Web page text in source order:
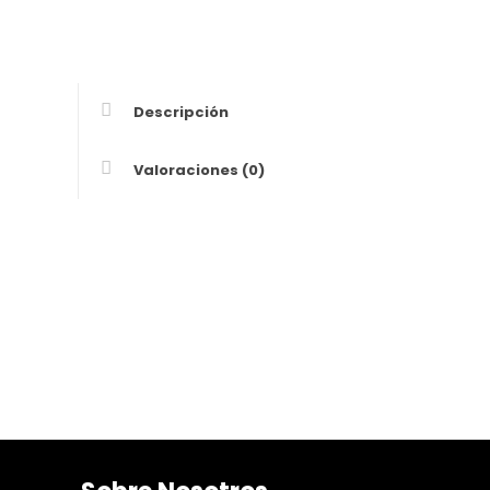
Descripción
Valoraciones (0)